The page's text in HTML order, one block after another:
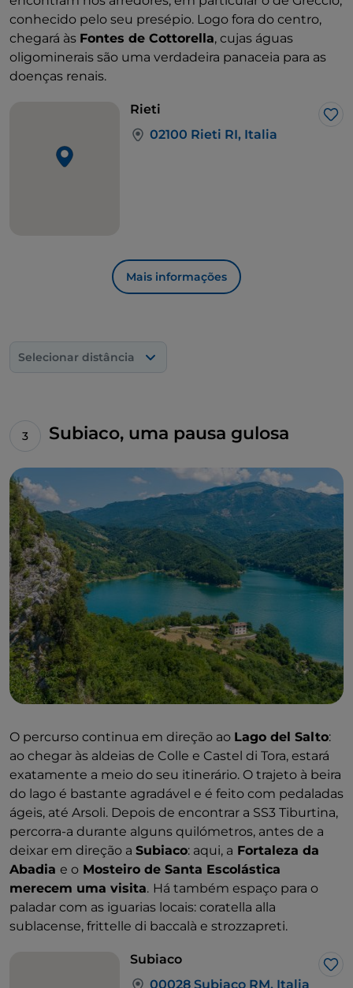
conhecido pelo seu presépio. Logo fora do centro,
chegará às Fontes de Cottorella, cujas águas
oligominerais são uma verdadeira panaceia para as
doenças renais.
Rieti
02100 Rieti RI, Italia
Mais informações
Selecionar distância
Subiaco, uma pausa gulosa
O percurso continua em direção ao Lago del Salto:
ao chegar às aldeias de Colle e Castel di Tora, estará
exatamente a meio do seu itinerário. O trajeto à beira
do lago é bastante agradável e é feito com pedaladas
ágeis, até Arsoli. Depois de encontrar a SS3 Tiburtina,
percorra-a durante alguns quilómetros, antes de a
deixar em direção a Subiaco: aqui, a Fortaleza da
Abadia e o Mosteiro de Santa Escolástica
merecem uma visita. Há também espaço para o
paladar com as iguarias locais: coratella alla
sublacense, frittelle di baccalà e strozzapreti.
Subiaco
00028 Subiaco RM, Italia